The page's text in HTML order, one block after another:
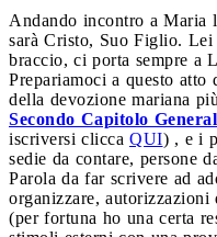
Andando incontro a Maria
sarà Cristo, Suo Figlio.
braccio, ci porta sempre
Prepariamoci a questo atto
della devozione mariana
Secondo Capitolo
iscriversi clicca QUI) , e i
sedie da contare, persone
Parola da far scrivere ad
organizzare,
(per fortuna ho una certa